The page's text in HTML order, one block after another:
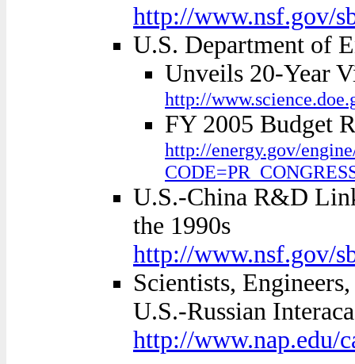
http://www.nsf.gov/
U.S. Department of
Unveils 20-Year
http://
FY 2005 Budget
http://energy.gov/
U.S.-China R&D
the 1990s
http://www.nsf.gov/
Scientists,
U.S.-Russian
http://www.nap.edu/